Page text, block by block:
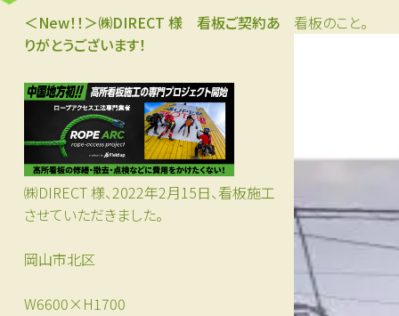
＜New！！＞㈱DIRECT 様 看板ご契約あ
りがとうございます！
看板のこと。
㈱DIRECT 様、2022年2月15日、看板施工
させていただきました。
岡山市北区
W6600×H1700